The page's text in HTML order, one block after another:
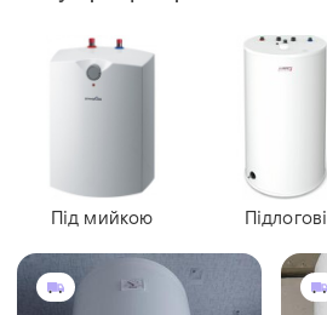
Під мийкою Підлогові